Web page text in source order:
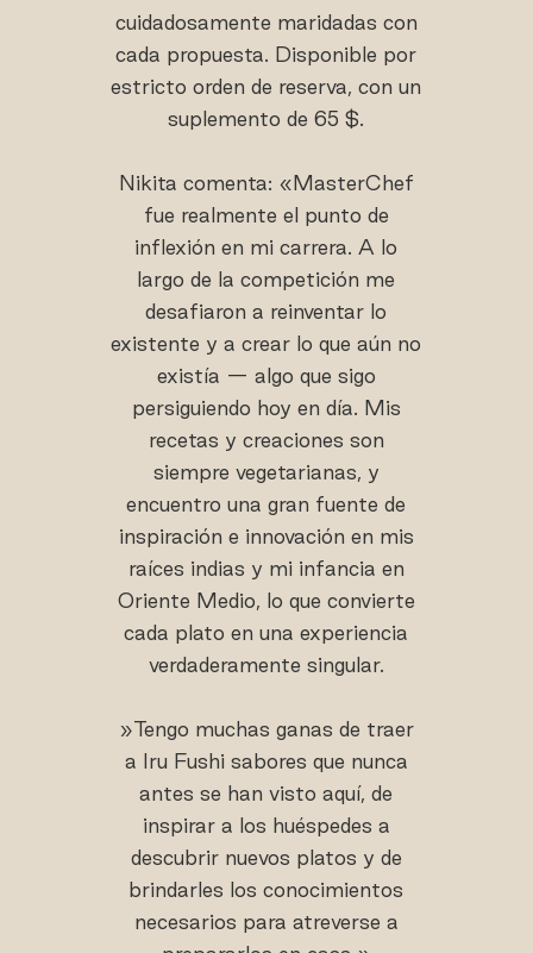
cuidadosamente maridadas con
cada propuesta. Disponible por
estricto orden de reserva, con un
suplemento de 65 $.
Nikita comenta: «MasterChef
fue realmente el punto de
inflexión en mi carrera. A lo
largo de la competición me
desafiaron a reinventar lo
existente y a crear lo que aún no
existía — algo que sigo
persiguiendo hoy en día. Mis
recetas y creaciones son
siempre vegetarianas, y
encuentro una gran fuente de
inspiración e innovación en mis
raíces indias y mi infancia en
Oriente Medio, lo que convierte
cada plato en una experiencia
verdaderamente singular.
»Tengo muchas ganas de traer
a Iru Fushi sabores que nunca
antes se han visto aquí, de
inspirar a los huéspedes a
descubrir nuevos platos y de
brindarles los conocimientos
necesarios para atreverse a